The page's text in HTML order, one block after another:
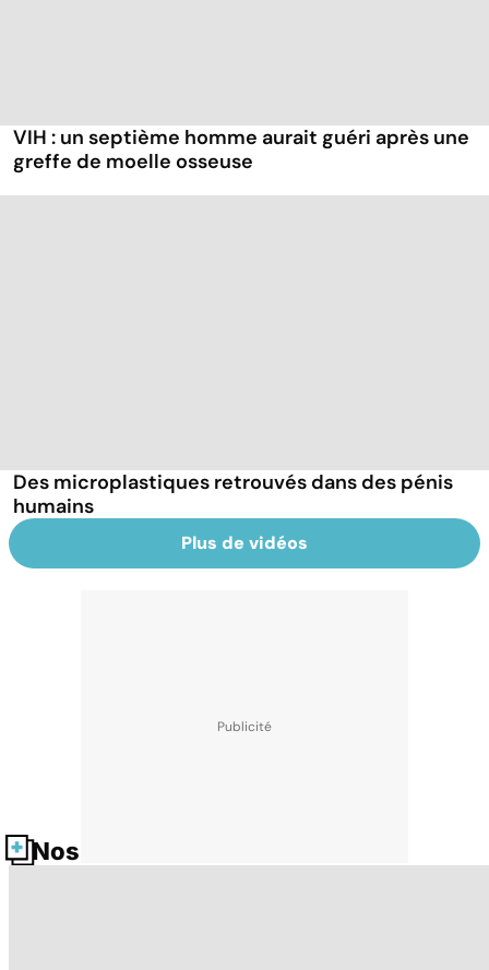
VIH : un septième homme aurait guéri après une
greffe de moelle osseuse
Des microplastiques retrouvés dans des pénis
humains
Plus de vidéos
Nos fiches santé